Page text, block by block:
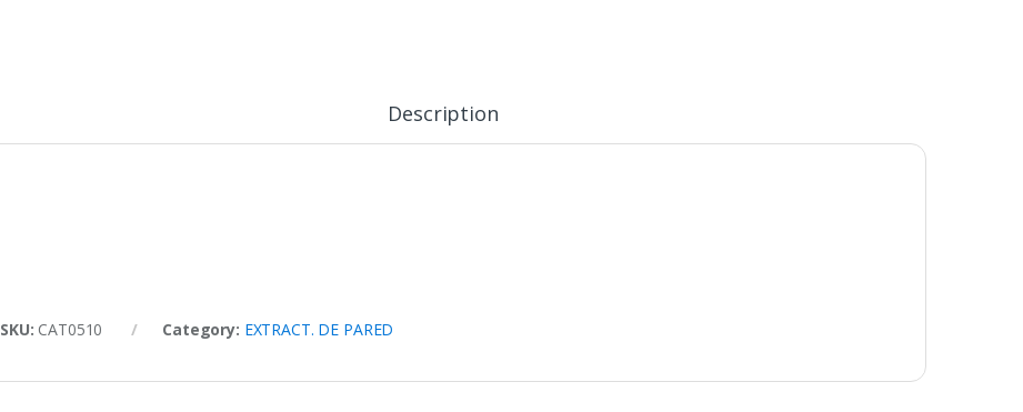
Description
SKU: CAT0510 Category: EXTRACT. DE PARED